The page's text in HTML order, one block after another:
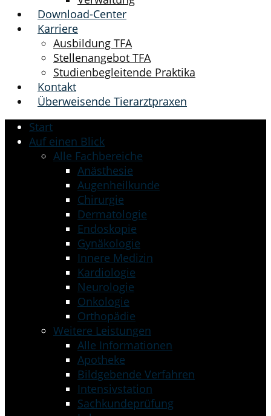
Download-Center
Karriere
Ausbildung TFA
Stellenangebot TFA
Studienbegleitende Praktika
Kontakt
Überweisende Tierarztpraxen
Start
Auf einen Blick
Alle Fachbereiche
Anästhesie
Augenheilkunde
Chirurgie
Dermatologie
Endoskopie
Gynäkologie
Innere Medizin
Kardiologie
Neurologie
Onkologie
Orthopädie
Weitere Leistungen
Alle Informationen
Apotheke
Bildgebende Verfahren
Intensivstation
Sachkundeprüfung